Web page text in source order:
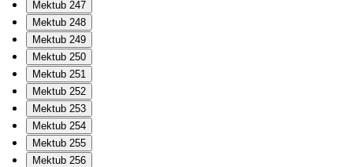
Mektub 247
Mektub 248
Mektub 249
Mektub 250
Mektub 251
Mektub 252
Mektub 253
Mektub 254
Mektub 255
Mektub 256